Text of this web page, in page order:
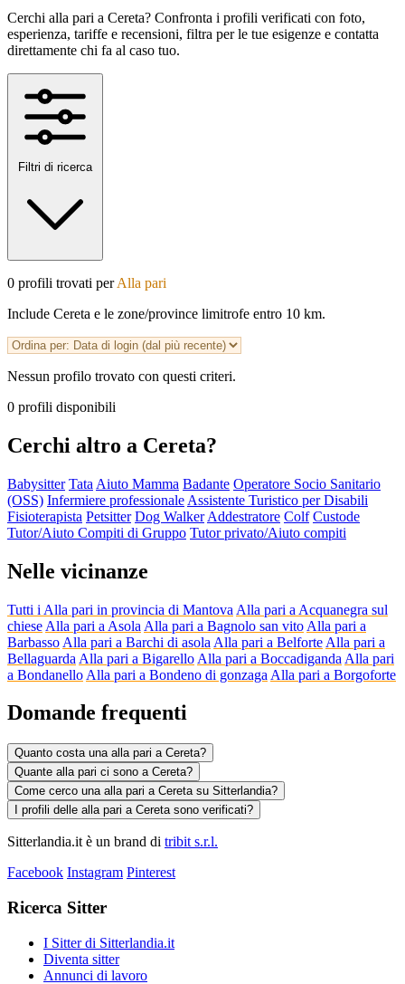
Cerchi alla pari a Cereta? Confronta i profili verificati con foto,
esperienza, tariffe e recensioni, filtra per le tue esigenze e contatta
direttamente chi fa al caso tuo.
Filtri di ricerca
0 profili trovati perAlla pari
Include Cereta e le zone/province limitrofe entro 10 km.
Nessun profilo trovato con questi criteri.
0 profili disponibili
Cerchi altro a Cereta?
Babysitter Tata Aiuto Mamma Badante Operatore Socio Sanitario
(OSS) Infermiere professionale Assistente Turistico per Disabili
Fisioterapista Petsitter Dog Walker Addestratore Colf Custode
Tutor/Aiuto Compiti di Gruppo Tutor privato/Aiuto compiti
Nelle vicinanze
Tutti i Alla pari in provincia di Mantova Alla pari a Acquanegra sul
chiese Alla pari a Asola Alla pari a Bagnolo san vito Alla pari a
Barbasso Alla pari a Barchi di asola Alla pari a Belforte Alla pari a
Bellaguarda Alla pari a Bigarello Alla pari a Boccadiganda Alla pari
a Bondanello Alla pari a Bondeno di gonzaga Alla pari a Borgoforte
Domande frequenti
Quanto costa una alla pari a Cereta?
Quante alla pari ci sono a Cereta?
Come cerco una alla pari a Cereta su Sitterlandia?
I profili delle alla pari a Cereta sono verificati?
Sitterlandia.it è un brand di tribit s.r.l.
Facebook Instagram Pinterest
Ricerca Sitter
I Sitter di Sitterlandia.it
Diventa sitter
Annunci di lavoro